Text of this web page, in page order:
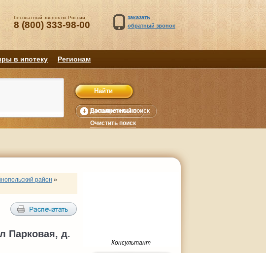
бесплатный звонок по России
8 (800) 333-98-00
заказать
обратный звонок
в ипотеку Регионам
Расширенный поиск
Очистить поиск
Дополнительно
район »
Парковая, д.
Консультант